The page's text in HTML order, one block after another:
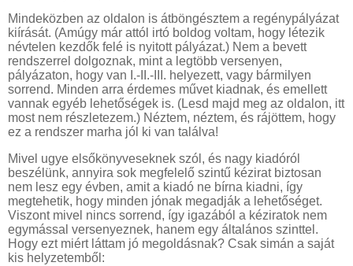
Mindeközben az oldalon is átböngésztem a regénypályázat
kiírását. (Amúgy már attól irtó boldog voltam, hogy létezik
névtelen kezdők felé is nyitott pályázat.) Nem a bevett
rendszerrel dolgoznak, mint a legtöbb versenyen,
pályázaton, hogy van I.-II.-III. helyezett, vagy bármilyen
sorrend. Minden arra érdemes művet kiadnak, és emellett
vannak egyéb lehetőségek is. (Lesd majd meg az oldalon, itt
most nem részletezem.) Néztem, néztem, és rájöttem, hogy
ez a rendszer marha jól ki van találva!
Mivel ugye elsőkönyveseknek szól, és nagy kiadóról
beszélünk, annyira sok megfelelő szintű kézirat biztosan
nem lesz egy évben, amit a kiadó ne bírna kiadni, így
megtehetik, hogy minden jónak megadják a lehetőséget.
Viszont mivel nincs sorrend, így igazából a kéziratok nem
egymással versenyeznek, hanem egy általános szinttel.
Hogy ezt miért láttam jó megoldásnak? Csak simán a saját
kis helyzetemből: